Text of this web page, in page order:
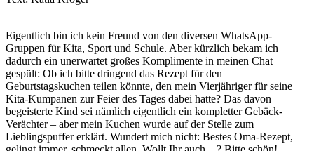
Eigentlich bin ich kein Freund von den diversen WhatsApp-
Gruppen für Kita, Sport und Schule. Aber kürzlich bekam ich
dadurch ein unerwartet großes Komplimente in meinen Chat
gespült: Ob ich bitte dringend das Rezept für den
Geburtstagskuchen teilen könnte, den mein Vierjähriger für seine
Kita-Kumpanen zur Feier des Tages dabei hatte? Das davon
begeisterte Kind sei nämlich eigentlich ein kompletter Gebäck-
Verächter – aber mein Kuchen wurde auf der Stelle zum
Lieblingspuffer erklärt. Wundert mich nicht: Bestes Oma-Rezept,